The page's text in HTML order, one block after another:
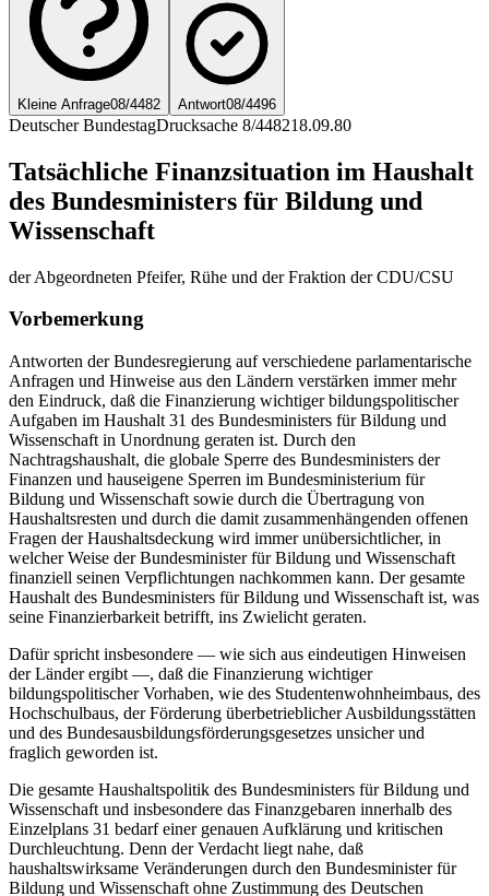
Kleine Anfrage08/4482 Antwort08/4496
Deutscher BundestagDrucksache 8/448218.09.80
Tatsächliche Finanzsituation im Haushalt
des Bundesministers für Bildung und
Wissenschaft
der Abgeordneten Pfeifer, Rühe und der Fraktion der CDU/CSU
Vorbemerkung
Antworten der Bundesregierung auf verschiedene parlamentarische
Anfragen und Hinweise aus den Ländern verstärken immer mehr
den Eindruck, daß die Finanzierung wichtiger bildungspolitischer
Aufgaben im Haushalt 31 des Bundesministers für Bildung und
Wissenschaft in Unordnung geraten ist. Durch den
Nachtragshaushalt, die globale Sperre des Bundesministers der
Finanzen und hauseigene Sperren im Bundesministerium für
Bildung und Wissenschaft sowie durch die Übertragung von
Haushaltsresten und durch die damit zusammenhängenden offenen
Fragen der Haushaltsdeckung wird immer unübersichtlicher, in
welcher Weise der Bundesminister für Bildung und Wissenschaft
finanziell seinen Verpflichtungen nachkommen kann. Der gesamte
Haushalt des Bundesministers für Bildung und Wissenschaft ist, was
seine Finanzierbarkeit betrifft, ins Zwielicht geraten.
Dafür spricht insbesondere — wie sich aus eindeutigen Hinweisen
der Länder ergibt —, daß die Finanzierung wichtiger
bildungspolitischer Vorhaben, wie des Studentenwohnheimbaus, des
Hochschulbaus, der Förderung überbetrieblicher Ausbildungsstätten
und des Bundesausbildungsförderungsgesetzes unsicher und
fraglich geworden ist.
Die gesamte Haushaltspolitik des Bundesministers für Bildung und
Wissenschaft und insbesondere das Finanzgebaren innerhalb des
Einzelplans 31 bedarf einer genauen Aufklärung und kritischen
Durchleuchtung. Denn der Verdacht liegt nahe, daß
haushaltswirksame Veränderungen durch den Bundesminister für
Bildung und Wissenschaft ohne Zustimmung des Deutschen